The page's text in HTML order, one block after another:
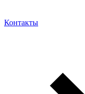
Контакты